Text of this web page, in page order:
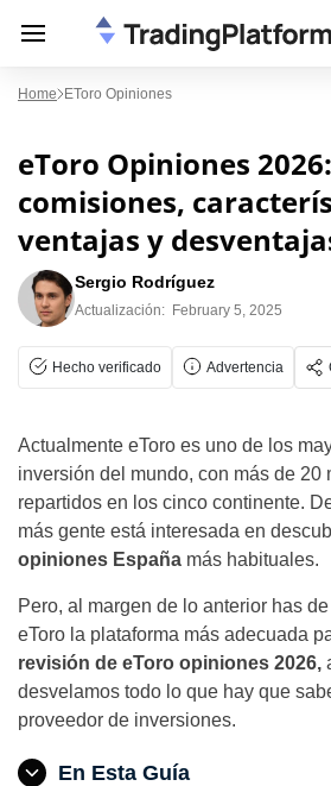
Home EToro Opiniones
eToro Opiniones
comisiones,
ventajas y
Sergio Rodríguez
Actualización: February 5, 2025
Hecho verificado Advertencia
Actualmente eToro es uno de los
inversión del mundo, con más de 20
repartidos en los cinco continente.
más gente está interesada en
opiniones España más habituales.
Pero, al margen de lo anterior has
eToro la plataforma más adecuada
revisión de eToro opiniones 2026,
desvelamos todo lo que hay que
proveedor de inversiones.
En Esta Guía